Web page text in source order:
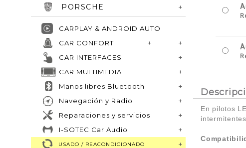
PORSCHE
CARPLAY & ANDROID AUTO
CAR CONFORT
CAR INTERFACES
CAR MULTIMEDIA
Manos libres Bluetooth
Navegación y Radio
Reparaciones y servicios
I-SOTEC Car Audio
USADO / REACONDICIONADO
En pilotos